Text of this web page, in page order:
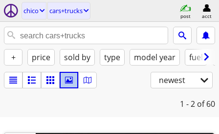
chico cars+trucks
post acct
+ price sold by type model year fuel
newest
1 - 2 of 60